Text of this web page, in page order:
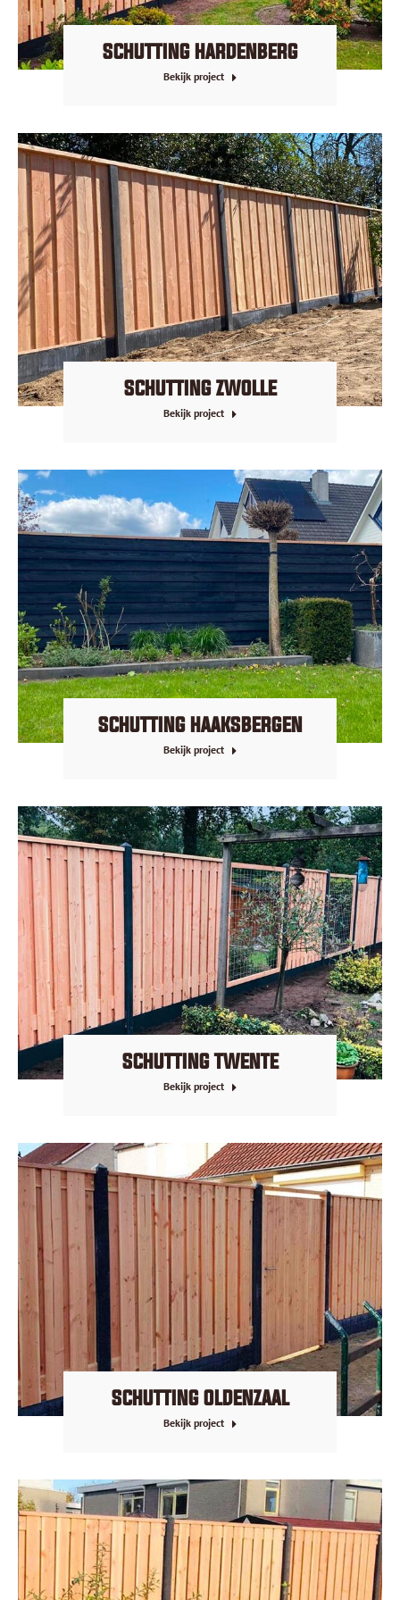
SCHUTTING HARDENBERG
Bekijk project
SCHUTTING ZWOLLE
Bekijk project
SCHUTTING HAAKSBERGEN
Bekijk project
SCHUTTING TWENTE
Bekijk project
SCHUTTING OLDENZAAL
Bekijk project